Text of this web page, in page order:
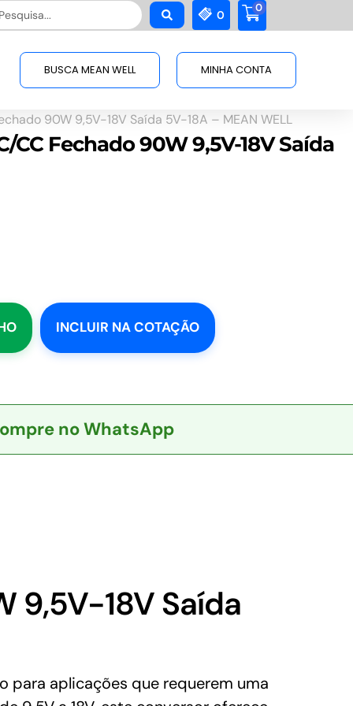
0
0
BUSCA MEAN WELL MINHA CONTA
90W 9,5V-18V Saída 5V-18A – MEAN WELL
CC Fechado 90W 9,5V-18V Saída
INCLUIR NA COTAÇÃO
no WhatsApp
9,5V-18V Saída
para aplicações que requerem uma